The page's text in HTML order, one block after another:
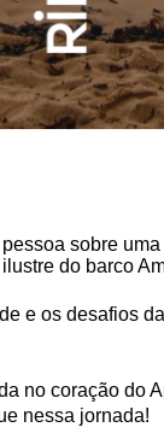
sobre
do barco
e os desafios
no coração do
nessa jornada!